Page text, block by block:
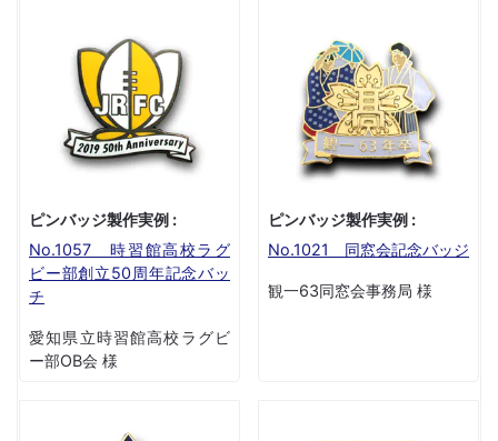
ピンバッジ製作実例 :
No.1057 時習館高校ラグ
ビー部創立50周年記念バッ
チ
愛知県立時習館高校ラグビ
ー部OB会 様
ピンバッジ製作実例 :
No.1021 同窓会記念バッジ
観一63同窓会事務局 様